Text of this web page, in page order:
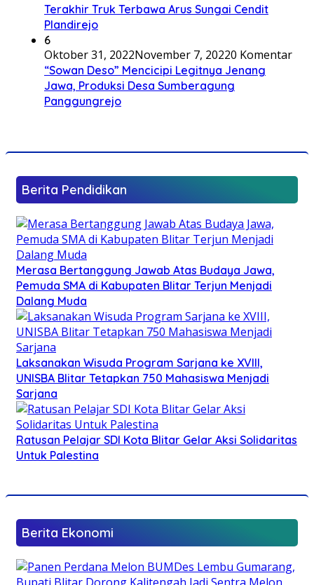
Terakhir Truk Terbawa Arus Sungai Cendit
Plandirejo
6
Oktober 31, 2022November 7, 20220 Komentar
“Sowan Deso” Mencicipi Legitnya Jenang
Jawa, Produksi Desa Sumberagung
Panggungrejo
Berita Pendidikan
Merasa Bertanggung Jawab Atas Budaya Jawa,
Pemuda SMA di Kabupaten Blitar Terjun Menjadi
Dalang Muda
Laksanakan Wisuda Program Sarjana ke XVIII,
UNISBA Blitar Tetapkan 750 Mahasiswa Menjadi
Sarjana
Ratusan Pelajar SDI Kota Blitar Gelar Aksi Solidaritas
Untuk Palestina
Berita Ekonomi